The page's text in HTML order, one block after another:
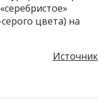
цвета) на
Источник